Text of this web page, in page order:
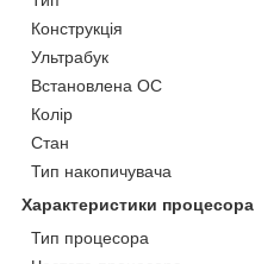
Конструкція
Ультрабук
Встановлена ОС
Колір
Стан
Тип накопичувача
Характеристики процесора
Тип процесора